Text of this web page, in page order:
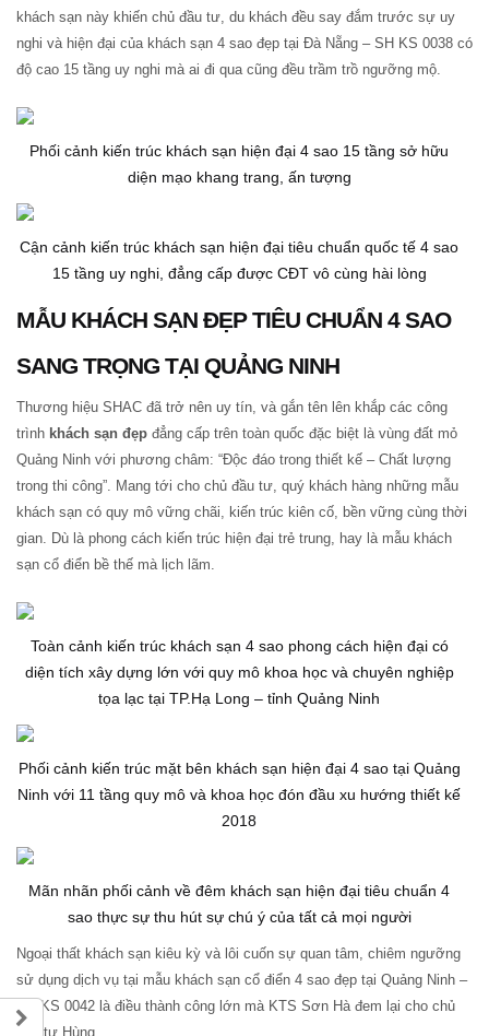
khách sạn này khiến chủ đầu tư, du khách đều say đắm trước sự uy
nghi và hiện đại của khách sạn 4 sao đẹp tại Đà Nẵng – SH KS 0038 có
độ cao 15 tầng uy nghi mà ai đi qua cũng đều trầm trồ ngưỡng mộ.
Phối cảnh kiến trúc khách sạn hiện đại 4 sao 15 tầng sở hữu
diện mạo khang trang, ấn tượng
Cận cảnh kiến trúc khách sạn hiện đại tiêu chuẩn quốc tế 4 sao
15 tầng uy nghi, đẳng cấp được CĐT vô cùng hài lòng
MẪU KHÁCH SẠN ĐẸP TIÊU CHUẨN 4 SAO
SANG TRỌNG TẠI QUẢNG NINH
Thương hiệu SHAC đã trở nên uy tín, và gắn tên lên khắp các công
trình khách sạn đẹp đẳng cấp trên toàn quốc đặc biệt là vùng đất mỏ
Quảng Ninh với phương châm: “Độc đáo trong thiết kế – Chất lượng
trong thi công”. Mang tới cho chủ đầu tư, quý khách hàng những mẫu
khách sạn có quy mô vững chãi, kiến trúc kiên cố, bền vững cùng thời
gian. Dù là phong cách kiến trúc hiện đại trẻ trung, hay là mẫu khách
sạn cổ điển bề thế mà lịch lãm.
Toàn cảnh kiến trúc khách sạn 4 sao phong cách hiện đại có
diện tích xây dựng lớn với quy mô khoa học và chuyên nghiệp
tọa lạc tại TP.Hạ Long – tỉnh Quảng Ninh
Phối cảnh kiến trúc mặt bên khách sạn hiện đại 4 sao tại Quảng
Ninh với 11 tầng quy mô và khoa học đón đầu xu hướng thiết kế
2018
Mãn nhãn phối cảnh về đêm khách sạn hiện đại tiêu chuẩn 4
sao thực sự thu hút sự chú ý của tất cả mọi người
Ngoại thất khách sạn kiêu kỳ và lôi cuốn sự quan tâm, chiêm ngưỡng
sử dụng dịch vụ tại mẫu khách sạn cổ điển 4 sao đẹp tại Quảng Ninh –
SH KS 0042 là điều thành công lớn mà KTS Sơn Hà đem lại cho chủ
đầu tư Hùng.